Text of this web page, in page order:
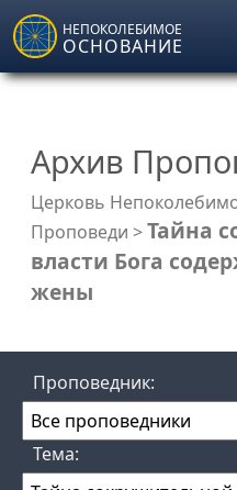
Skip to main content
НЕПОКОЛЕБИМОЕ
ОСНОВАНИЕ
Архив
Церковь
Проповеди >Тайна
власти Бога
жены
Проповедник:
Тема: